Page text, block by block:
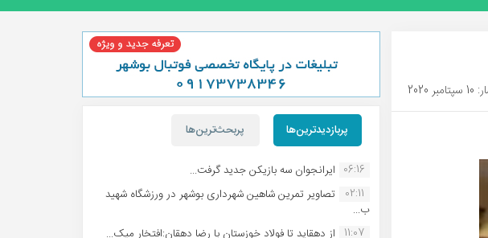
پربازدیدترین‌ها پربحث‌ترین‌ها
06:16 ایرانجوان سه بازیکن جدید گرفت...
02:11
تصاویر تمرین شاهین شهردارى بوشهر در ورزشگاه شهید
ب...
11:07 از دهقاید تا فولاد خوزستان با رضا دهقان:افتخار میک...